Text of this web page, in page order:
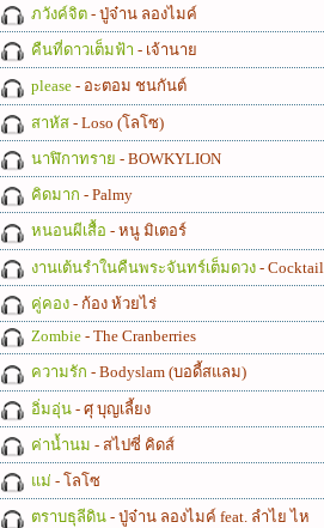
ภวังค์จิต - ปู่จ๋าน ลองไมค์
คืนที่ดาวเต็มฟ้า - เจ้านาย
please - อะตอม ชนกันต์
สาหัส - Loso (โลโซ)
นาฬิกาทราย - BOWKYLION
คิดมาก - Palmy
หนอนผีเสื้อ - หนู มิเตอร์
งานเต้นรำในคืนพระจันทร์เต็มดวง - Cocktail
คู่คอง - ก้อง ห้วยไร่
Zombie - The Cranberries
ความรัก - Bodyslam (บอดี้สแลม)
อิ่มอุ่น - ศุ บุญเลี้ยง
ค่าน้ำนม - สไปซี่ คิดส์
แม่ - โลโซ
ตราบธุลีดิน - ปู่จ๋าน ลองไมค์ feat. ลำไย ไห